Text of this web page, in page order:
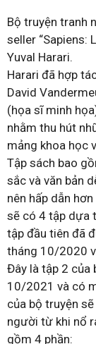
Bộ truyện tranh
seller “Sapiens:
Yuval Harari.
Harari đã hợp
David
(họa sĩ minh
nhằm thu hút
mảng khoa học
Tập sách bao
sắc và văn bản
nên hấp dẫn
sẽ có 4 tập dựa
tập đầu tiên đã
tháng 10/2020
Đây là tập 2 của
10/2021 và có
của bộ truyện
người từ khi nổ
gồm 4 phần: